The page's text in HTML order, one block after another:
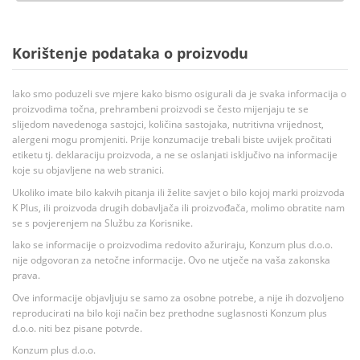
Korištenje podataka o proizvodu
Iako smo poduzeli sve mjere kako bismo osigurali da je svaka informacija o
proizvodima točna, prehrambeni proizvodi se često mijenjaju te se
slijedom navedenoga sastojci, količina sastojaka, nutritivna vrijednost,
alergeni mogu promjeniti. Prije konzumacije trebali biste uvijek pročitati
etiketu tj. deklaraciju proizvoda, a ne se oslanjati isključivo na informacije
koje su objavljene na web stranici.
Ukoliko imate bilo kakvih pitanja ili želite savjet o bilo kojoj marki proizvoda
K Plus, ili proizvoda drugih dobavljača ili proizvođača, molimo obratite nam
se s povjerenjem na Službu za Korisnike.
Iako se informacije o proizvodima redovito ažuriraju, Konzum plus d.o.o.
nije odgovoran za netočne informacije. Ovo ne utječe na vaša zakonska
prava.
Ove informacije objavljuju se samo za osobne potrebe, a nije ih dozvoljeno
reproducirati na bilo koji način bez prethodne suglasnosti Konzum plus
d.o.o. niti bez pisane potvrde.
Konzum plus d.o.o.